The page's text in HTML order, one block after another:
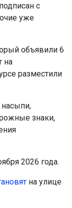
с
уже
объявили 6
на
разместили
насыпи,
знаки,
2026 года.
на улице